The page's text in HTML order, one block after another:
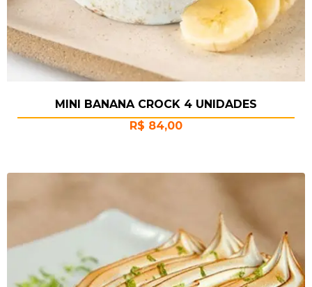
MINI BANANA CROCK 4 UNIDADES
R$ 84,00